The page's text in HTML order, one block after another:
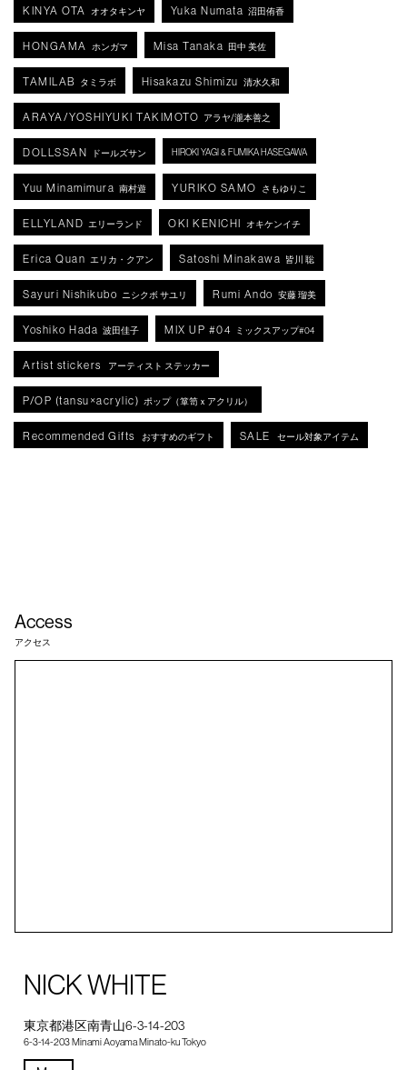
KINYA OTA オオタキンヤ Yuka Numata 沼田侑香
HONGAMA ホンガマ Misa Tanaka 田中 美佐
TAMILAB タミラボ Hisakazu Shimizu 清水久和
ARAYA/YOSHIYUKI TAKIMOTO アラヤ/瀧本善之
DOLLSSAN ドールズサン HIROKI YAGI & FUMIKA HASEGAWA
Yuu Minamimura 南村遊 YURIKO SAMO さもゆりこ
ELLYLAND エリーランド OKI KENICHI オキケンイチ
Erica Quan エリカ・クアン Satoshi Minakawa 皆川 聡
Sayuri Nishikubo ニシクボ サユリ Rumi Ando 安藤 瑠美
Yoshiko Hada 波田佳子 MIX UP #04 ミックスアップ#04
Artist stickers アーティスト ステッカー
P/OP (tansu×acrylic) ポップ（箪笥ｘアクリル）
Recommended Gifts おすすめのギフト SALE セール対象アイテム
Access
アクセス
NICK WHITE
東京都港区南青山6-3-14-203
6-3-14-203 Minami Aoyama Minato-ku Tokyo